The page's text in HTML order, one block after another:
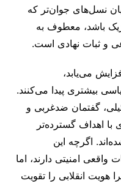
نسل‌های جوان‌تر که
باشد، معطوف به
و ثبات نهادی است.
می‌یابد،
بیشتری پیدا می‌کنند.
گفتمان ضدغربی و
با اهداف گسترده‌تر
اگرچه این
امنیتی دارند، اما
هویت انقلابی را تقویت